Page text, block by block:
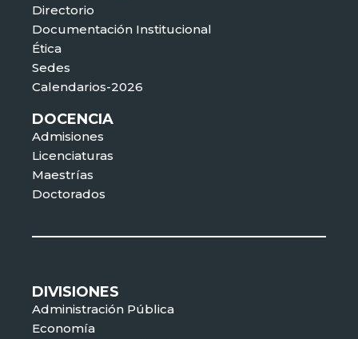
Directorio
Documentación Institucional
Ética
Sedes
Calendarios-2026
DOCENCIA
Admisiones
Licenciaturas
Maestrías
Doctorados
DIVISIONES
Administración Pública
Economía